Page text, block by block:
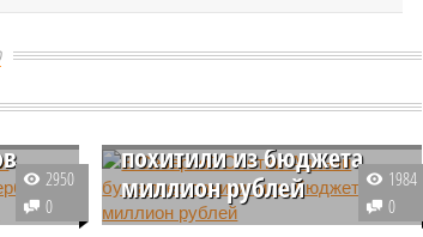
2950
0
В Северной Осетии-
похитили из бюджета
миллион рублей
Деньги выделили на зарплату
1984
0